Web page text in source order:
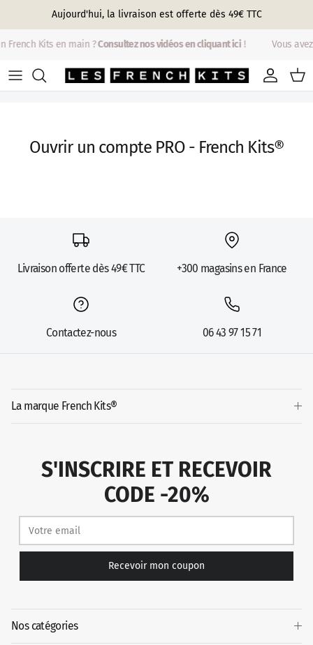
Aller au contenu
Aujourd'hui, la livraison est offerte dès 49€ TTC
French Kits en main ?Consultez nos vidéos en cliquant ici! Vous
Compte
Ouvrir un compte PRO - French Kits®
Livraison offerte dès 49€ TTC +300 magasins en France
Contactez-nous 06 43 97 15 71
La marque French Kits®
S'INSCRIRE ET RECEVOIR
CODE -20%
Recevoir mon coupon
Nos catégories